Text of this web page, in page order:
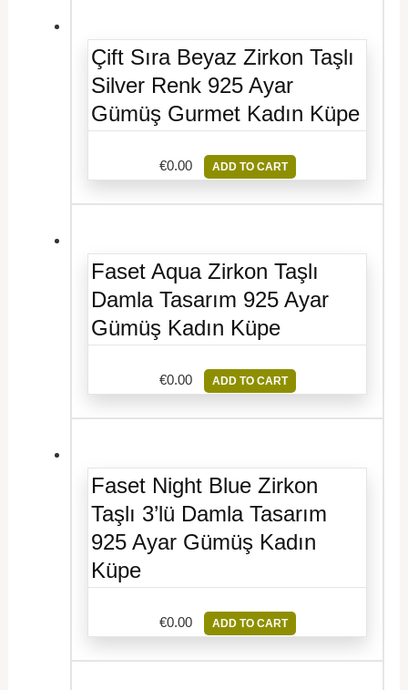
Çift Sıra Beyaz Zirkon Taşlı
Silver Renk 925 Ayar
Gümüş Gurmet Kadın Küpe
€0.00 ADD TO CART
Faset Aqua Zirkon Taşlı
Damla Tasarım 925 Ayar
Gümüş Kadın Küpe
€0.00 ADD TO CART
Faset Night Blue Zirkon
Taşlı 3’lü Damla Tasarım
925 Ayar Gümüş Kadın
Küpe
€0.00 ADD TO CART